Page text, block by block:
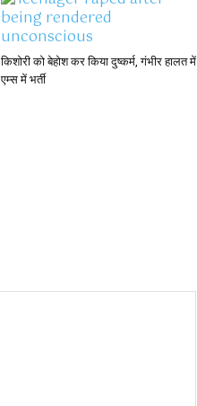
किशोरी को बेहोश कर किया दुष्कर्म, गंभीर हालत में
एम्स में भर्ती